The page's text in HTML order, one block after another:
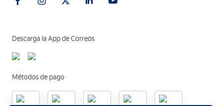
Descarga la App de Correos
Métodos de pago